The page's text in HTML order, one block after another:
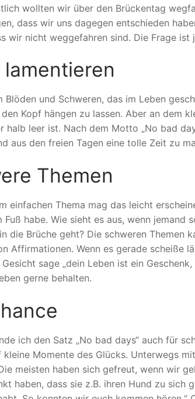
wollten wir über den Brückentag
dass wir uns dagegen entschieden
wir nicht weggefahren sind. Die Frage ist
Blöden und Schweren, das im Leben
Kopf hängen zu lassen. Aber an dem
halb leer ist. Nach dem Motto „No bad
aus den freien Tagen eine tolle Zeit zu
Themen
einfachen Thema mag das leicht
Fuß habe. Wie sieht es aus, wenn
die Brüche geht? Die schweren Themen
Affirmationen. Wenn es gerade scheiße
sage „dein Leben ist ein
gerne behalten.
ich den Satz „No bad days“ auch für
kleine Momente des Glücks. Unterwegs
meisten haben sich gefreut, wenn wir
haben, dass sie z.B. ihren Hund zu sich